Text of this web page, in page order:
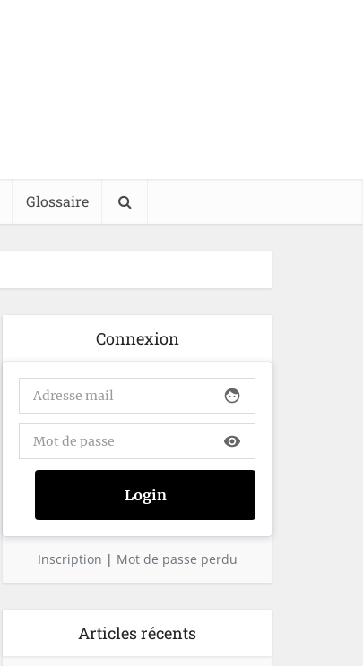
Glossaire
Connexion
face
visibility
Inscription | Mot de passe perdu
Articles récents